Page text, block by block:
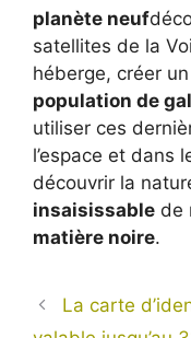
planète neuf
satellites de la
héberge, créer
population de
utiliser ces
l’espace et dans
découvrir la
insaisissable de
matière noire.
La carte